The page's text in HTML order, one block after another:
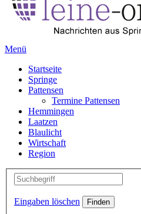
Menü
Startseite
Springe
Pattensen
Termine Pattensen
Hemmingen
Laatzen
Blaulicht
Wirtschaft
Region
Eingaben löschen